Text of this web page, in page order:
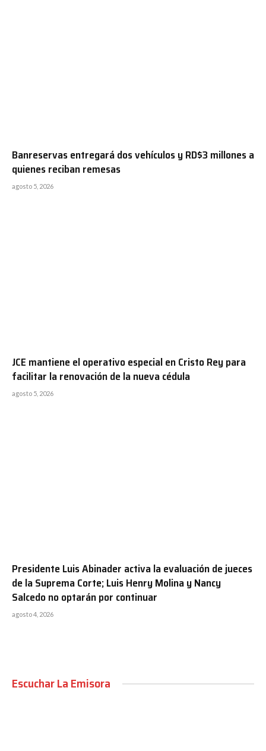
Banreservas entregará dos vehículos y RD$3 millones a
quienes reciban remesas
agosto 5, 2026
JCE mantiene el operativo especial en Cristo Rey para
facilitar la renovación de la nueva cédula
agosto 5, 2026
Presidente Luis Abinader activa la evaluación de jueces
de la Suprema Corte; Luis Henry Molina y Nancy
Salcedo no optarán por continuar
agosto 4, 2026
Escuchar La Emisora